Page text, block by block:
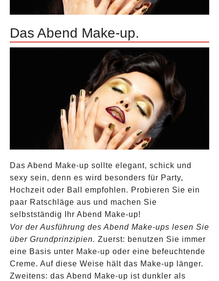
Das Abend Make-up.
Das Abend Make-up sollte elegant, schick und
sexy sein, denn es wird besonders für Party,
Hochzeit oder Ball empfohlen. Probieren Sie ein
paar Ratschläge aus und machen Sie
selbstständig Ihr Abend Make-up!
Vor der Ausführung des Abend Make-ups lesen Sie
über Grundprinzipien. Zuerst: benutzen Sie immer
eine Basis unter Make-up oder eine befeuchtende
Creme. Auf diese Weise hält das Make-up länger.
Zweitens: das Abend Make-up ist dunkler als